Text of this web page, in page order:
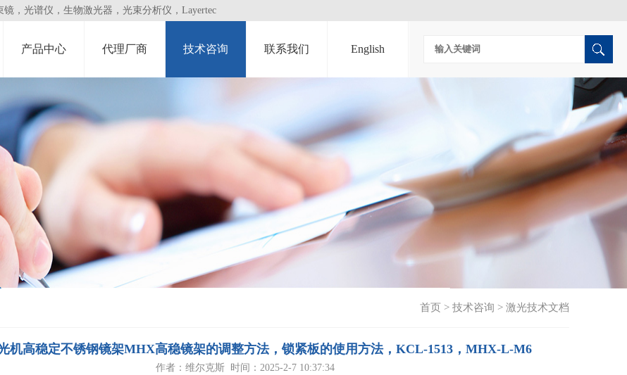
，光谱仪，生物激光器，光束分析仪，Layertec
产品中心 代理厂商 技术咨询 联系我们 English
首页 > 技术咨询 > 激光技术文档
机高稳定不锈钢镜架MHX高稳镜架的调整方法，锁紧板的使用方法，KCL-1513，MHX-L-M6
作者：维尔克斯 时间：2025-2-7 10:37:34